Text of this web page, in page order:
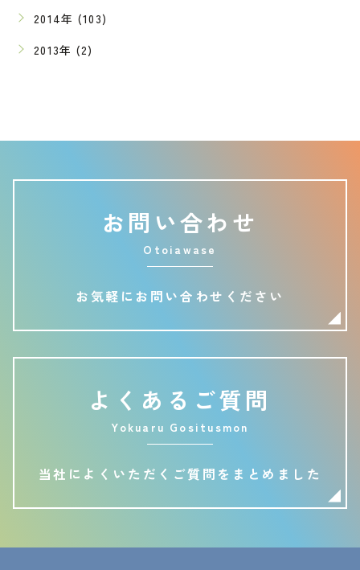
2014年 (103)
2013年 (2)
お問い合わせ
Otoiawase
お気軽にお問い合わせください
よくあるご質問
Yokuaru Gositusmon
当社によくいただくご質問をまとめました